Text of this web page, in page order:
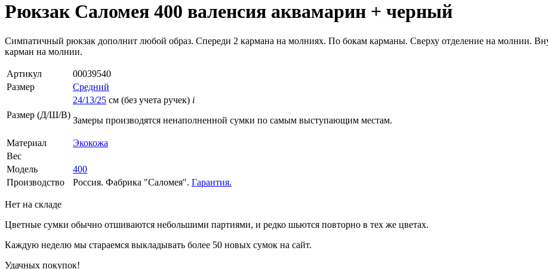
Рюкзак Саломея 400 валенсия аквамарин + черный
Симпатичный рюкзак дополнит любой образ. Спереди 2 кармана на молниях. По бокам карманы. Сверху отделение на молнии.
карман на молнии.
Артикул
00039540
Размер
Средний
Размер (Д/Ш/В)
24/13/25 см (без учета ручек) i
Замеры производятся ненаполненной сумки по самым выступающим местам.
Материал
Экокожа
Вес
Модель
400
Производство
Россия. Фабрика "Саломея". Гарантия.
Нет на складе
Цветные сумки обычно отшиваются небольшими партиями, и редко шьются повторно в тех же цветах.
Каждую неделю мы стараемся выкладывать более 50 новых сумок на сайт.
Удачных покупок!